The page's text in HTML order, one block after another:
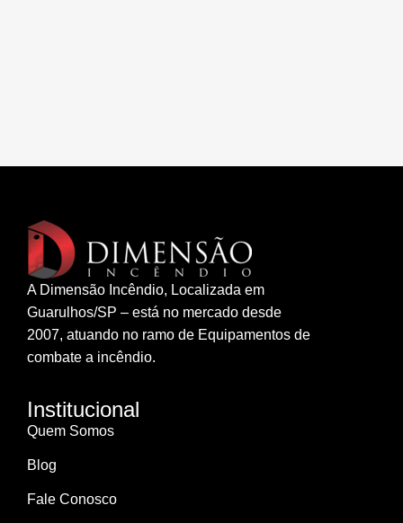
A Dimensão Incêndio, Localizada em
Guarulhos/SP – está no mercado desde
2007, atuando no ramo de Equipamentos de
combate a incêndio.
Institucional
Quem Somos
Blog
Fale Conosco